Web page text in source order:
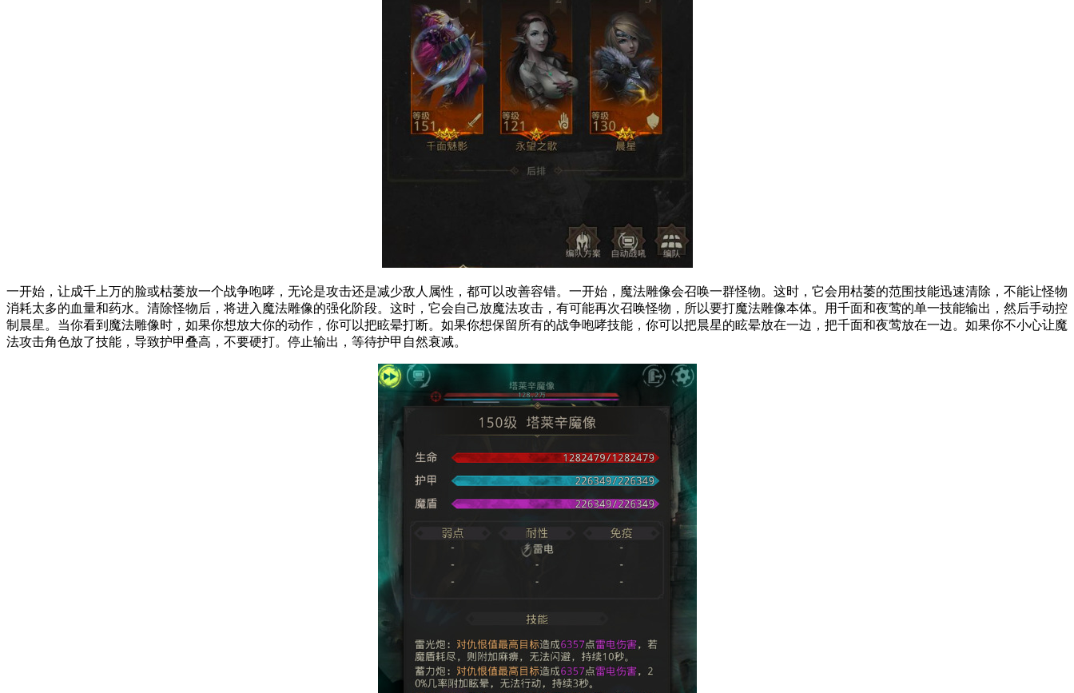
一开始，让成千上万的脸或枯萎放一个战争咆哮，无论是攻击还是减少敌人属性，都可以改善容错。一开始，魔法雕像会召唤一群怪物。这时，它会用枯萎的范围技能迅速清除，不能让怪物
消耗太多的血量和药水。清除怪物后，将进入魔法雕像的强化阶段。这时，它会自己放魔法攻击，有可能再次召唤怪物，所以要打魔法雕像本体。用千面和夜莺的单一技能输出，然后手动控
制晨星。当你看到魔法雕像时，如果你想放大你的动作，你可以把眩晕打断。如果你想保留所有的战争咆哮技能，你可以把晨星的眩晕放在一边，把千面和夜莺放在一边。如果你不小心让魔
法攻击角色放了技能，导致护甲叠高，不要硬打。停止输出，等待护甲自然衰减。